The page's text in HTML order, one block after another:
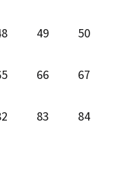
49 50
66 67
83 84